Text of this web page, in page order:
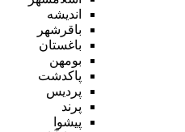
اندیشه
باقرشهر
باغستان
بومهن
پاکدشت
پردیس
پرند
پیشوا